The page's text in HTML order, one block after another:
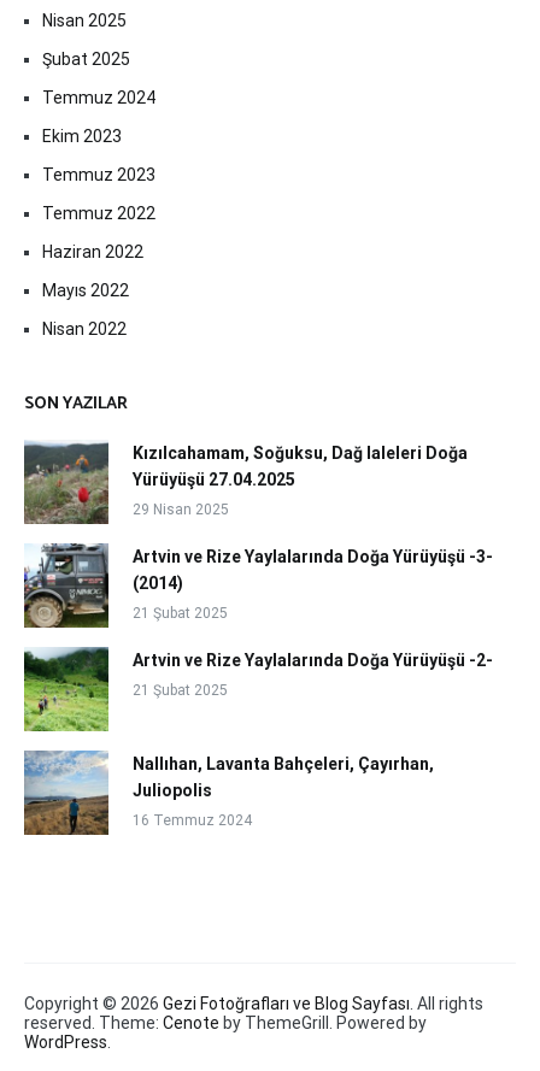
Nisan 2025
Şubat 2025
Temmuz 2024
Ekim 2023
Temmuz 2023
Temmuz 2022
Haziran 2022
Mayıs 2022
Nisan 2022
SON YAZILAR
Kızılcahamam, Soğuksu, Dağ laleleri Doğa
Yürüyüşü 27.04.2025
29 Nisan 2025
Artvin ve Rize Yaylalarında Doğa Yürüyüşü -3-
(2014)
21 Şubat 2025
Artvin ve Rize Yaylalarında Doğa Yürüyüşü -2-
21 Şubat 2025
Nallıhan, Lavanta Bahçeleri, Çayırhan,
Juliopolis
16 Temmuz 2024
Copyright © 2026 Gezi Fotoğrafları ve Blog Sayfası. All rights
reserved. Theme: Cenote by ThemeGrill. Powered by
WordPress.